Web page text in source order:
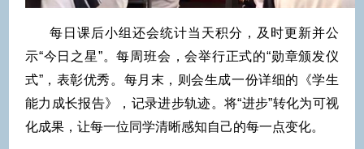
每日课后小组还会统计当天积分，及时更新并公
示“今日之星”。每周班会，会举行正式的“勋章颁发仪
式”，表彰优秀。每月末，则会生成一份详细的《学生
能力成长报告》，记录进步轨迹。将“进步”转化为可视
化成果，让每一位同学清晰感知自己的每一点变化。